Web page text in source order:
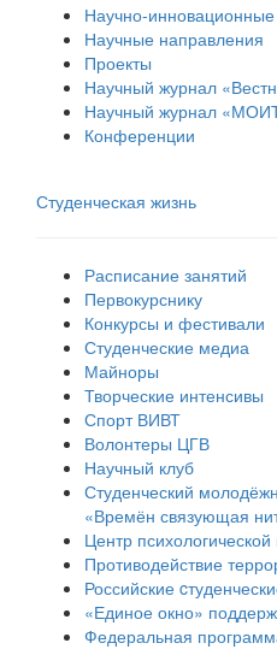
Научно-
Научные направления
Проекты
Научный журнал
Научный журнал
Конференции
Студенческая жизнь
Расписание занятий
Первокурснику
Конкурсы и фестивали
Студенческие медиа
Майноры
Творческие интенсивы
Спорт ВИВТ
Волонтеры ЦГВ
Научный клуб
Студенческий
«Времён связующая
Центр
Противодействие
Российские
«Единое окно»
Федеральная